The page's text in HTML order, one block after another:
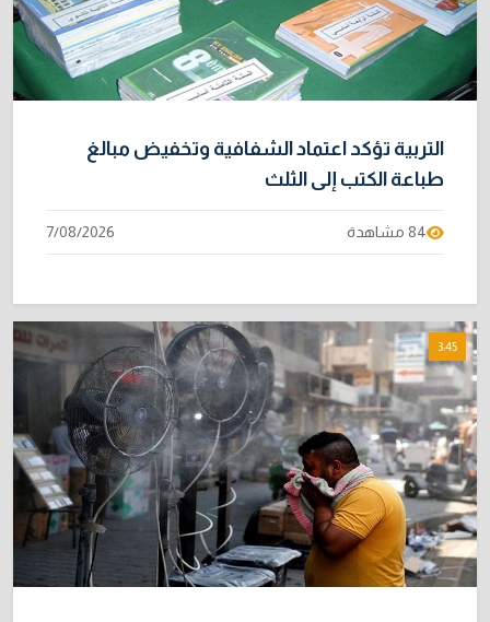
التربية تؤكد اعتماد الشفافية وتخفيض مبالغ
طباعة الكتب إلى الثلث
84 مشاهدة 7/08/2026
3:45